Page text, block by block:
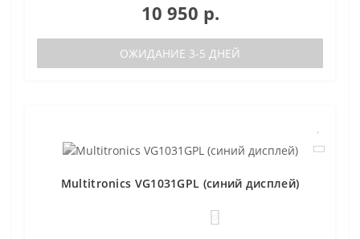
10 950 р.
ОЖИДАНИЕ 3-5 ДНЕЙ
Multitronics VG1031GPL (синий дисплей)